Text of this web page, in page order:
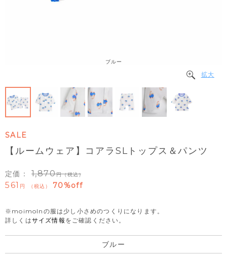
ブルー
拡大
SALE
【ルームウェア】コアラSLトップス＆パンツ
定価： 1,870 （税込）
561 税込 70%off
※moimolnの服は少し小さめのつくりになります。
詳しくはサイズ情報 をご確認ください。
ブルー